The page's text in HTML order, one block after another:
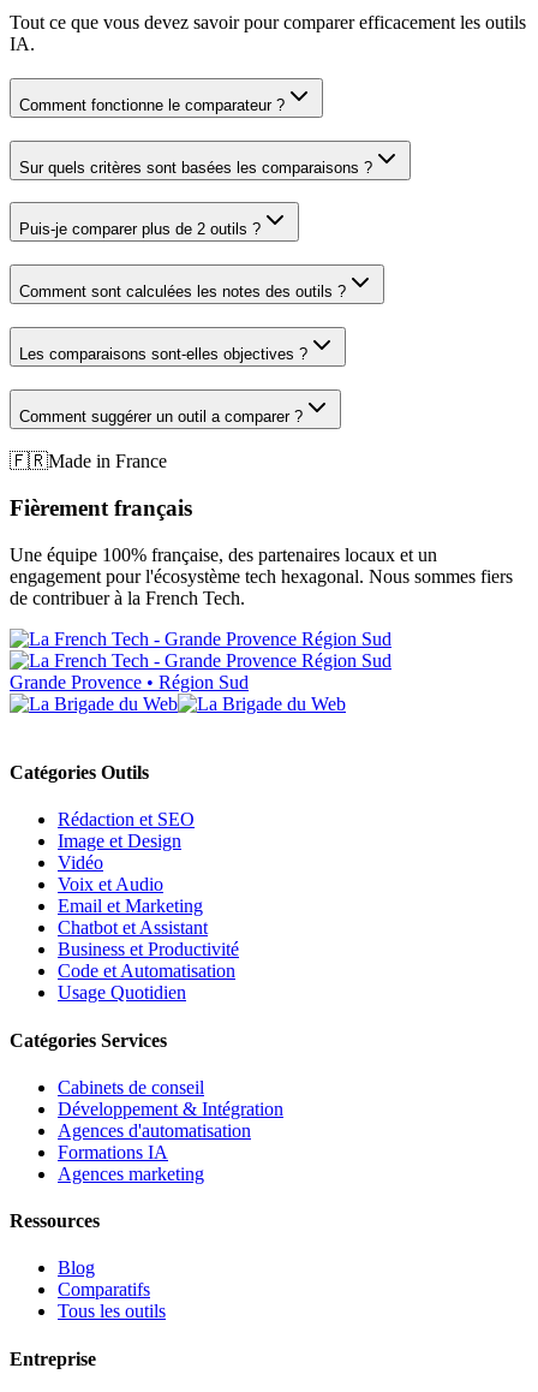
Tout ce que vous devez savoir pour comparer efficacement les outils
IA.
Comment fonctionne le comparateur ?
Sur quels critères sont basées les comparaisons ?
Puis-je comparer plus de 2 outils ?
Comment sont calculées les notes des outils ?
Les comparaisons sont-elles objectives ?
Comment suggérer un outil a comparer ?
🇫🇷Made in France
Fièrement français
Une équipe 100% française, des partenaires locaux et un
engagement pour l'écosystème tech hexagonal. Nous sommes fiers
de contribuer à la French Tech.
Grande Provence • Région Sud
Catégories Outils
Rédaction et SEO
Image et Design
Vidéo
Voix et Audio
Email et Marketing
Chatbot et Assistant
Business et Productivité
Code et Automatisation
Usage Quotidien
Catégories Services
Cabinets de conseil
Développement & Intégration
Agences d'automatisation
Formations IA
Agences marketing
Ressources
Blog
Comparatifs
Tous les outils
Entreprise